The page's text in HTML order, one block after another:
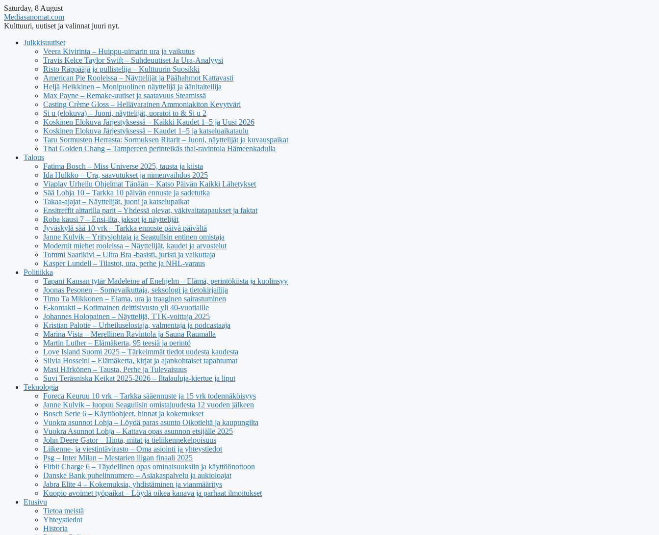
Saturday, 8 August
Mediasanomat.com
Kulttuuri, uutiset ja valinnat juuri nyt.
Julkkisuutiset
Veera Kivirinta – Huippu-uimarin ura ja vaikutus
Travis Kelce Taylor Swift – Suhdeuutiset Ja Ura-Analyysi
Risto Räppääjä ja pullistelija – Kulttuurin Suosikki
American Pie Rooleissa – Näyttelijät ja Päähahmot Kattavasti
Heljä Heikkinen – Monipuolinen näyttelijä ja äänitaiteilija
Max Payne – Remake-uutiset ja saatavuus Steamissä
Casting Crème Gloss – Hellävarainen Ammoniakiton Kevytväri
Si u (elokuva) – Juoni, näyttelijät, uoratoi to & Si u 2
Koskinen Elokuva Järjestyksessä – Kaikki Kaudet 1–5 ja Uusi 2026
Koskinen Elokuva Järjestyksessä – Kaudet 1–5 ja katseluaikataulu
Taru Sormusten Herrasta: Sormuksen Ritarit – Juoni, näyttelijät ja kuvauspaikat
Thai Golden Chang – Tampereen perinteikäs thai-ravintola Hämeenkadulla
Talous
Fatima Bosch – Miss Universe 2025, tausta ja kiista
Ida Hulkko – Ura, saavutukset ja nimenvaihdos 2025
Viaplay Urheilu Ohjelmat Tänään – Katso Päivän Kaikki Lähetykset
Sää Lohja 10 – Tarkka 10 päivän ennuste ja sadetutka
Takaa-ajajat – Näyttelijät, juoni ja katselupaikat
Ensitreffit alttarilla parit – Yhdessä olevat, väkivaltatapaukset ja faktat
Roba kausi 7 – Ensi-ilta, jaksot ja näyttelijät
Jyväskylä sää 10 vrk – Tarkka ennuste päivä päivältä
Janne Kulvik – Yritysjohtaja ja Seagullsin entinen omistaja
Modernit miehet rooleissa – Näyttelijät, kaudet ja arvostelut
Tommi Saarikivi – Ultra Bra -basisti, juristi ja vaikuttaja
Kasper Lundell – Tilastot, ura, perhe ja NHL-varaus
Politiikka
Tapani Kansan tytär Madeleine af Enehjelm – Elämä, perintökiista ja kuolinsyy
Joonas Pesonen – Somevaikuttaja, seksologi ja tietokirjailija
Timo Ta Mikkonen – Elama, ura ja traaginen sairastuminen
E-kontakti – Kotimainen deittisivusto yli 40-vuotiaille
Johannes Holopainen – Näyttelijä, TTK-voittaja 2025
Kristian Palotie – Urheiluselostaja, valmentaja ja podcastaaja
Marina Vista – Merellinen Ravintola ja Sauna Raumalla
Martin Luther – Elämäkerta, 95 teesiä ja perintö
Love Island Suomi 2025 – Tärkeimmät tiedot uudesta kaudesta
Silvia Hosseini – Elämäkerta, kirjat ja ajankohtaiset tapahtumat
Masi Härkönen – Tausta, Perhe ja Tulevaisuus
Suvi Teräsniska Keikat 2025-2026 – Iltalauluja-kiertue ja liput
Teknologia
Foreca Keuruu 10 vrk – Tarkka sääennuste ja 15 vrk todennäköisyys
Janne Kulvik – luopuu Seagullsin omistajuudesta 12 vuoden jälkeen
Bosch Serie 6 – Käyttöohjeet, hinnat ja kokemukset
Vuokra asunnot Lohja – Löydä paras asunto Oikotieltä ja kaupungilta
Vuokra Asunnot Lohja – Kattava opas asunnon etsijälle 2025
John Deere Gator – Hinta, mitat ja tieliikennekelpoisuus
Liikenne- ja viestintävirasto – Oma asiointi ja yhteystiedot
Psg – Inter Milan – Mestarien liigan finaali 2025
Fitbit Charge 6 – Täydellinen opas ominaisuuksiin ja käyttöönottoon
Danske Bank puhelinnumero – Asiakaspalvelu ja aukioloajat
Jabra Elite 4 – Kokemuksia, yhdistäminen ja vianmääritys
Kuopio avoimet työpaikat – Löydä oikea kanava ja parhaat ilmoitukset
Etusivu
Tietoa meistä
Yhteystiedot
Historia